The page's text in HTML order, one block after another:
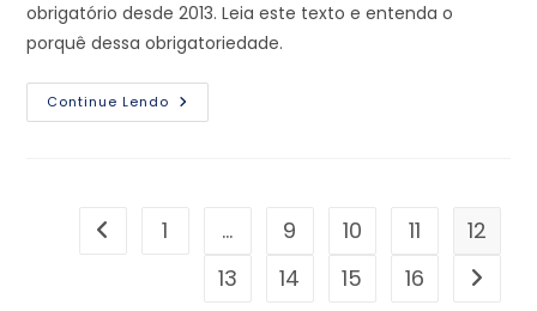
obrigatório desde 2013. Leia este texto e entenda o
porquê dessa obrigatoriedade.
Continue Lendo
1 … 9 10 11
12
13
14 15 16